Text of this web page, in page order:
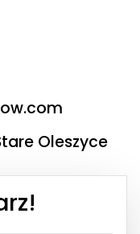
Oleszyce